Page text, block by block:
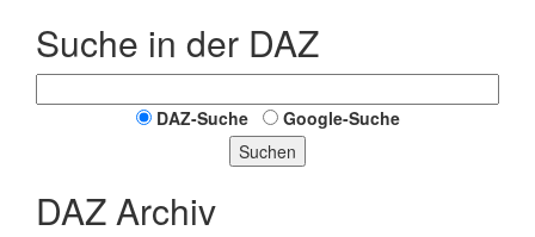
Suche in der DAZ
DAZ-Suche
Google-Suche
Suchen
DAZ Archiv